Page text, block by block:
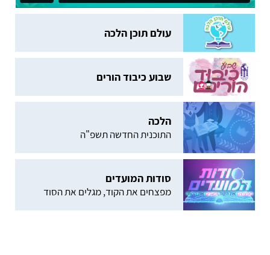
עולם תוכן הלכה
שבוע כיבוד הורים
הלכה
התוכנית החדשה תשפ"ה
סודות המועדים
מפצחים את הקוד, מגלים את הסוד